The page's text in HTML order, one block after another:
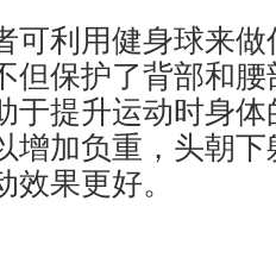
利用健身球来做
但保护了背部和
于提升运动时身
增加负重，头朝
果更好。